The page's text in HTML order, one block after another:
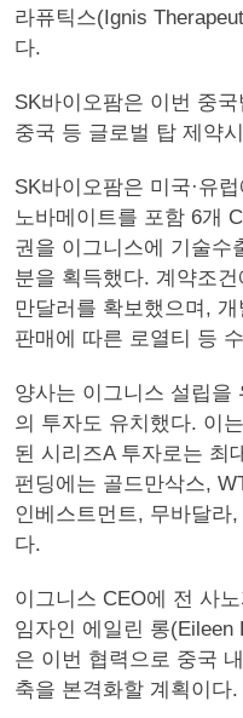
라퓨틱스(Ignis
다.
SK바이오팜은 이번 중
중국 등 글로벌 탑 제약
SK바이오팜은 미국·유
노바메이트를 포함 6개
권을 이그니스에 기술수
분을 획득했다. 계약조
만달러를 확보했으며,
판매에 따른 로열티 등
양사는 이그니스 설립을
의 투자도 유치했다. 이
된 시리즈A 투자로는 최
펀딩에는 골드만삭스,
인베스트먼트, 무바달라
다.
이그니스 CEO에 전 사
임자인 에일린 롱(Eileen
은 이번 협력으로 중국
축을 본격화할 계획이다.